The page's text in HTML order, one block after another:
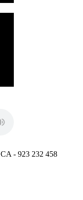
- 923 232 458